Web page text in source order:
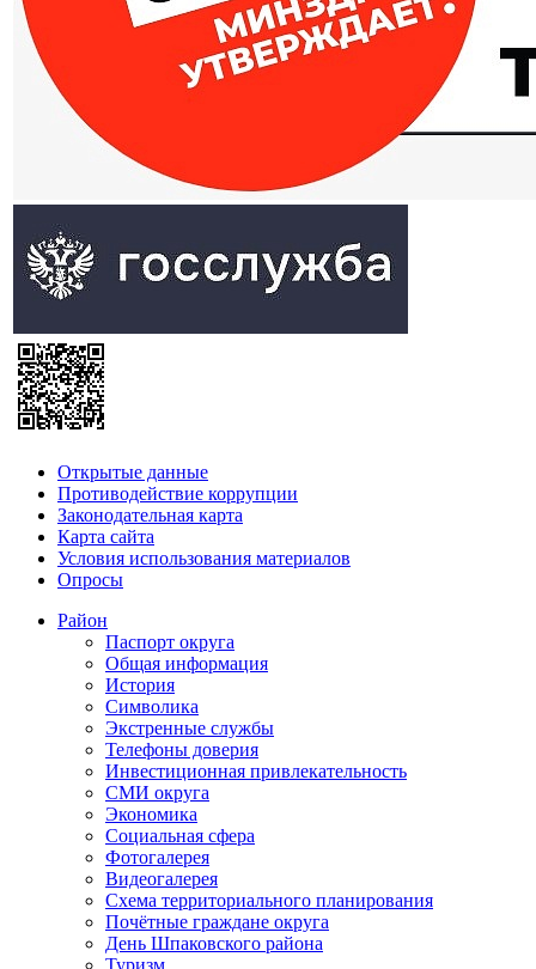
Открытые данные
Противодействие коррупции
Законодательная карта
Карта сайта
Условия использования материалов
Опросы
Район
Паспорт округа
Общая информация
История
Символика
Экстренные службы
Телефоны доверия
Инвестиционная привлекательность
СМИ округа
Экономика
Социальная сфера
Фотогалерея
Видеогалерея
Схема территориального планирования
Почётные граждане округа
День Шпаковского района
Туризм